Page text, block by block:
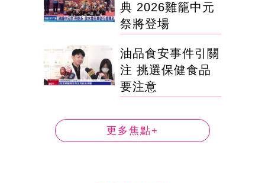
典 2026雞籠中元
祭將登場
油品食安事件引關
注 挑選保健食品
要注意
更多焦點+